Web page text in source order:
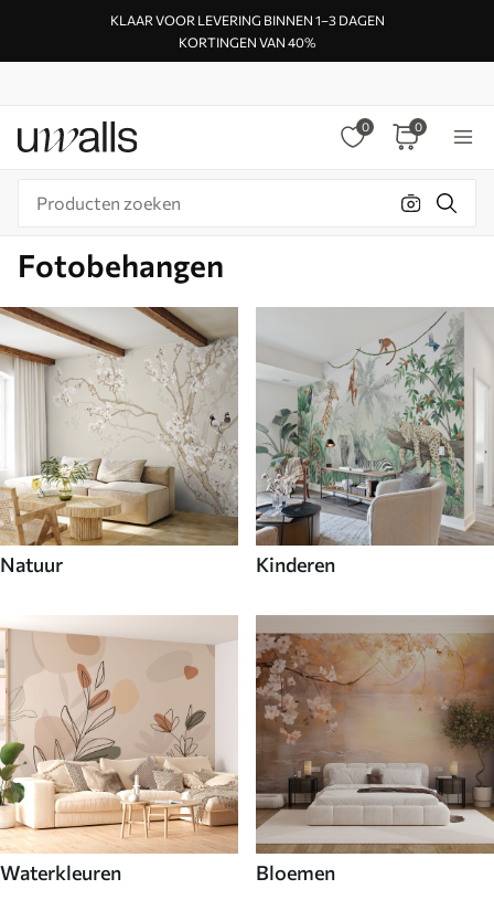
KLAAR VOOR LEVERING BINNEN 1–3 DAGEN
KORTINGEN VAN 40%
0 0
Fotobehangen
Natuur Kinderen
Waterkleuren Bloemen